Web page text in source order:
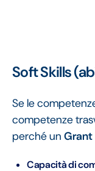
Soft Skills
Se le
competenze
perché un Grant
Capacità di